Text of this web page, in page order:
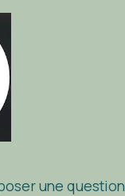
une question